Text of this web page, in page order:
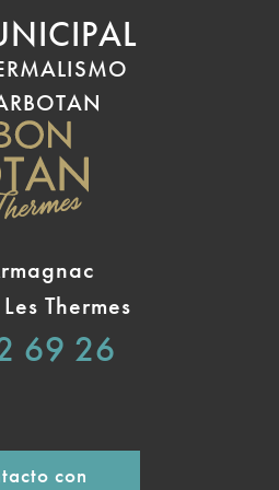
Thermes
69 26
con